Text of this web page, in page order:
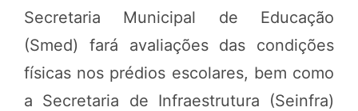
Secretaria Municipal de Educação
(Smed) fará avaliações das condições
físicas nos prédios escolares, bem como
a Secretaria de Infraestrutura (Seinfra)